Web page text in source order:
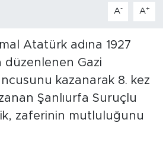
A- A+
Atatürk adına 1927
düzenlenen Gazi
kazanarak 8. kez
Şanlıurfa Suruçlu
zaferinin mutluluğunu